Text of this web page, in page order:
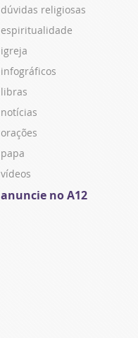
dúvidas religiosas
espiritualidade
igreja
infográficos
libras
notícias
orações
papa
vídeos
anuncie no A12